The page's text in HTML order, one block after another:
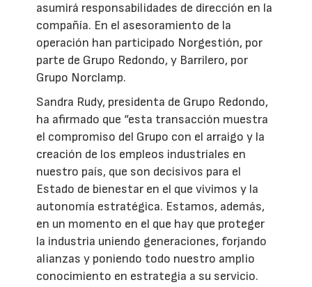
asumirá responsabilidades de dirección en la
compañía. En el asesoramiento de la
operación han participado Norgestión, por
parte de Grupo Redondo, y Barrilero, por
Grupo Norclamp.
Sandra Rudy, presidenta de Grupo Redondo,
ha afirmado que “esta transacción muestra
el compromiso del Grupo con el arraigo y la
creación de los empleos industriales en
nuestro país, que son decisivos para el
Estado de bienestar en el que vivimos y la
autonomía estratégica. Estamos, además,
en un momento en el que hay que proteger
la industria uniendo generaciones, forjando
alianzas y poniendo todo nuestro amplio
conocimiento en estrategia a su servicio.